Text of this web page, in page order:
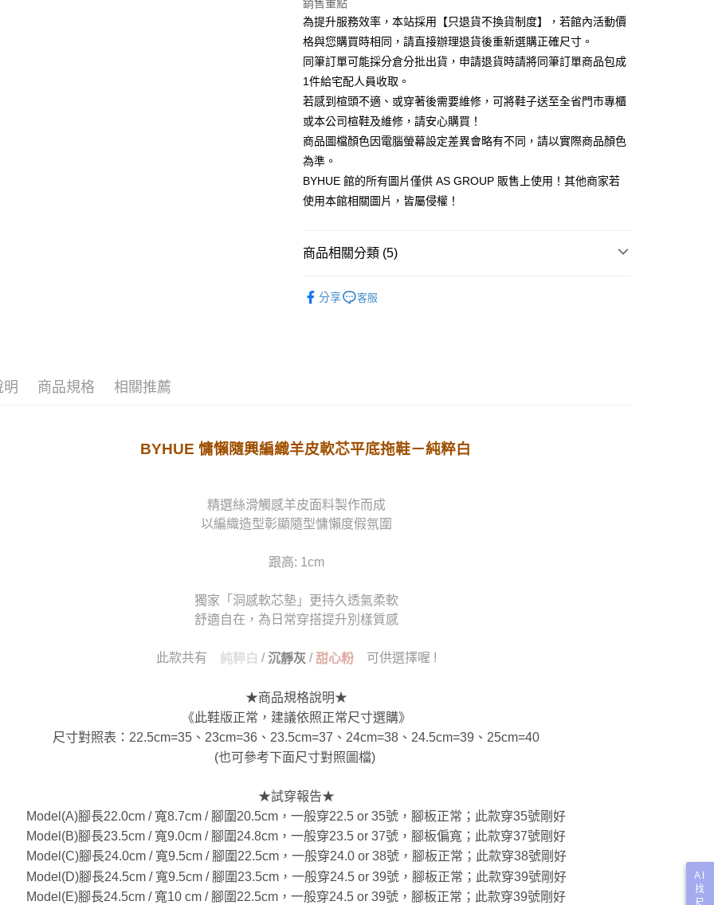
臺灣中小企業銀行
匯豐（台灣）商業銀行
華泰商業銀行
聯邦商業銀行
遠東國際商業銀行
玉山商業銀行
星展（台灣）商業銀行
台新國際商業銀行
台灣樂天信用卡公司
國泰世華商業銀行
臺灣中小企業銀行
台中商業銀行
匯豐（台灣）商業銀行
華泰商業銀行
聯邦商業銀行
遠東國際商業銀行
元大商業銀行
台新國際商業銀行
中國信託商業銀行
台灣樂天信用卡公司
上海商業儲蓄銀行
台北富邦商業銀行
臺灣中小企業銀行
台中商業銀行
匯豐（台灣）商業銀行
華泰商業銀行
聯邦商業銀行
元大商業銀行
永豐商業銀行
玉山商業銀行
台灣樂天信用卡公司
Apple Pay
街口支付
悠遊付
Google Pay
ATM付款
運送方式
銷售重點
為提升服務效率，本站採用【只退貨不換貨制度】，若館內活動價
格與您購買時相同，請直接辦理退貨後重新選購正確尺寸。
同筆訂單可能採分倉分批出貨，申請退貨時請將同筆訂單商品包成
1件給宅配人員收取。
若感到楦頭不適、或穿著後需要維修，可將鞋子送至全省門市專櫃
或本公司楦鞋及維修，請安心購買！
商品圖檔顏色因電腦螢幕設定差異會略有不同，請以實際商品顏色
為準。
BYHUE 館的所有圖片僅供 AS GROUP 販售上使用！其他商家若
使用本館相關圖片，皆屬侵權！
商品相關分類 (5)
分享 客服
明 商品規格 相關推薦
BYHUE 慵懶隨興編織羊皮軟芯平底拖鞋－純粹白
精選絲滑觸感羊皮面料製作而成
以編織造型彰顯隨型慵懶度假氛圍
跟高: 1cm
獨家「洞感軟芯墊」更持久透氣柔軟
舒適自在，為日常穿搭提升別樣質感
此款共有 純粹白 /沉靜灰/甜心粉可供選擇喔 !
★商品規格說明★
《此鞋版正常，建議依照正常尺寸選購》
尺寸對照表：22.5cm=35、23cm=36、23.5cm=37、24cm=38、24.5cm=39、25cm=40
(也可參考下面尺寸對照圖檔)
★試穿報告★
Model(A)腳長22.0cm / 寬8.7cm / 腳圍20.5cm，一般穿22.5 or 35號，腳板正常；此款穿35號剛好
Model(B)腳長23.5cm / 寬9.0cm / 腳圍24.8cm，一般穿23.5 or 37號，腳板偏寬；此款穿37號剛好
Model(C)腳長24.0cm / 寬9.5cm / 腳圍22.5cm，一般穿24.0 or 38號，腳板正常；此款穿38號剛好
Model(D)腳長24.5cm / 寬9.5cm / 腳圍23.5cm，一般穿24.5 or 39號，腳板正常；此款穿39號剛好
Model(E)腳長24.5cm / 寬10 cm / 腳圍22.5cm，一般穿24.5 or 39號，腳板正常；此款穿39號剛好
AI
找
尺